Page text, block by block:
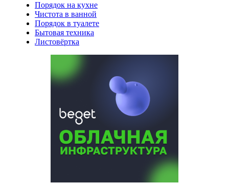
Порядок на кухне
Чистота в ванной
Порядок в туалете
Бытовая техника
Листовёртка